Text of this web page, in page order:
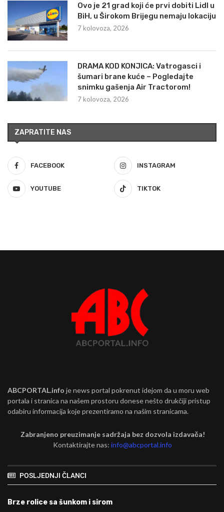
Ovo je 21 grad koji će prvi dobiti Lidl u
BiH, u Širokom Brijegu nemaju lokaciju
7 kolovoza, 2026
DRAMA KOD KONJICA: Vatrogasci i
šumari brane kuće – Pogledajte
snimku gašenja Air Tractorom!
7 kolovoza, 2026
ZAPRATITE NAS
FACEBOOK INSTAGRAM
YOUTUBE TIKTOK
ABCPORTAL.info je news portal pokrenut idejom da u moru web
portala i stranica na našem prostoru donese nešto drukčiji pristup
odabiru informacija koje prezentiramo na našim stranicama.
Zabranjeno preuzimanje sadržaja bez dozvola izdavača!
Kontaktirajte nas:info@abcportal.info
POSLJEDNJI ČLANCI
Brze rolice sa šunkom i sirom